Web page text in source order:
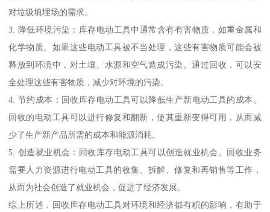
对垃圾填埋场的需求。
3. 降低环境污染：库存电动工具中通常含有有害物质，如重金属和
化学物质。如果这些电动工具被不当处理，这些有害物质可能会被
释放到环境中，对土壤、水源和空气造成污染。通过回收，可以安
全处理这些有害物质，减少对环境的污染。
4. 节约成本：回收库存电动工具可以降低生产新电动工具的成本。
回收的电动工具可以进行修复和翻新，使其重新变得可用，从而减
少了生产新产品所需的成本和能源消耗。
5. 创造就业机会：回收库存电动工具可以创造就业机会。回收业务
需要人力资源进行电动工具的收集、拆解、修复和再销售等工作，
从而为社会创造了就业机会，促进了经济发展。
综上所述，回收库存电动工具对环境和经济都有积的影响，有助于